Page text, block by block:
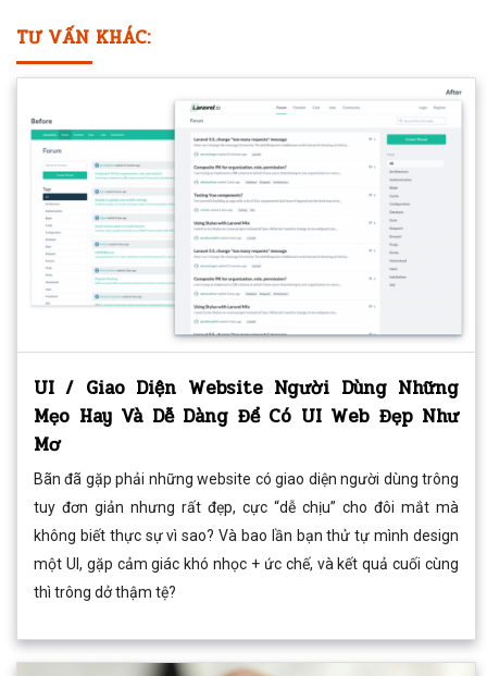
TƯ VẤN KHÁC:
UI / Giao Diện Website Người Dùng Những
Mẹo Hay Và Dễ Dàng Để Có UI Web Đẹp Như
Mơ
Bãn đã gặp phải những website có giao diện người dùng trông
tuy đơn giản nhưng rất đẹp, cực “dễ chịu” cho đôi mắt mà
không biết thực sự vì sao? Và bao lần bạn thử tự mình design
một UI, gặp cảm giác khó nhọc + ức chế, và kết quả cuối cùng
thì trông dở thậm tệ?